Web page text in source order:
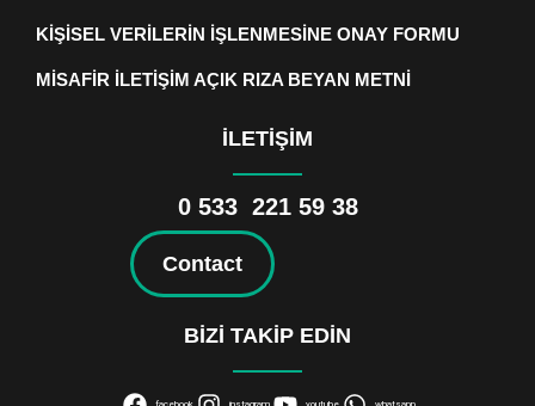
KİŞİSEL VERİLERİN İŞLENMESİNE ONAY FORMU
MİSAFİR İLETİŞİM AÇIK RIZA BEYAN METNİ
İLETİŞİM
0 533 221 59 38
Contact
BİZİ TAKİP EDİN